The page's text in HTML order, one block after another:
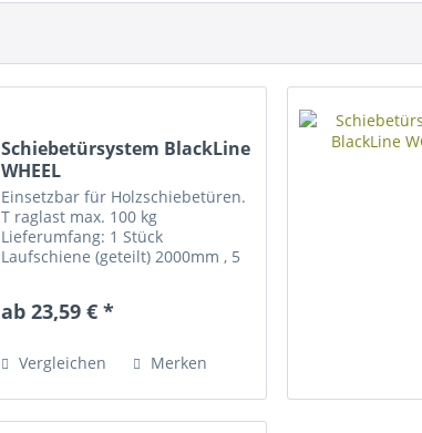
Schiebetürsystem BlackLine
WHEEL
Einsetzbar für Holzschiebetüren.
T raglast max. 100 kg
Lieferumfang: 1 Stück
Laufschiene (geteilt) 2000mm , 5
Stk. Bodenführung Optional mit
ab 23,59 € *
Vergleichen Merken